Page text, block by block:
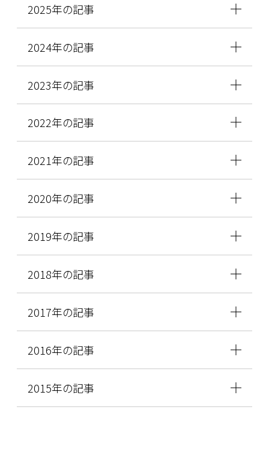
2025年の記事
2024年の記事
2023年の記事
2022年の記事
2021年の記事
2020年の記事
2019年の記事
2018年の記事
2017年の記事
2016年の記事
2015年の記事